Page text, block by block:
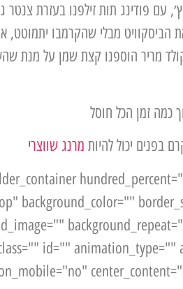
עם פודינג תות זילפנו בעזרת
הביסקוויט מבלי שהקרמבו
מריר הוספנו קצת שמן על מנת
כמה זמן הכל חוסל
בפנים יכול להיות מרנג שווצרי
background_color=""
id="" animation_type=""